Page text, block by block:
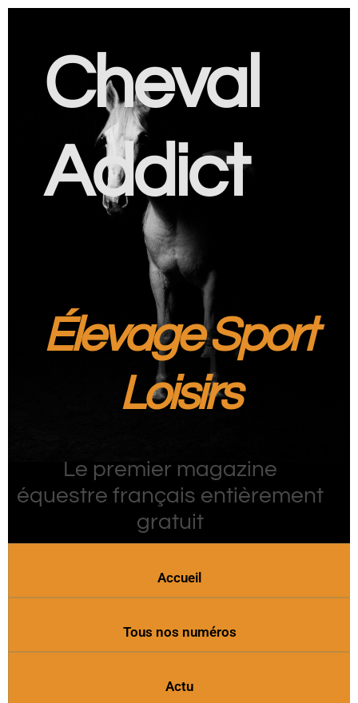
Cheval
Addict
Élevage Sport
Loisirs
Le premier magazine
équestre français entièrement
gratuit
Accueil
Tous nos numéros
Actu